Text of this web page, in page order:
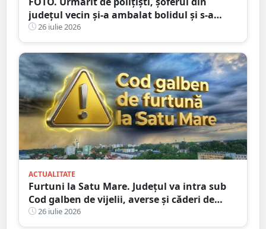
județul vecin și-a ambalat bolidul și s-a
oprit într-un cap de pod. Apoi a luat-o la
fugă
26 iulie 2026
ACTUALITATE
Furtuni la Satu Mare. Județul va intra sub
Cod galben de vijelii, averse și căderi de
grindină
26 iulie 2026